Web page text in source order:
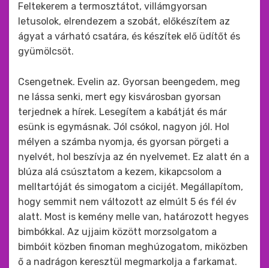
Feltekerem a termosztátot, villámgyorsan
letusolok, elrendezem a szobát, előkészítem az
ágyat a várható csatára, és készítek elő üdítőt és
gyümölcsöt.
Csengetnek. Evelin az. Gyorsan beengedem, meg
ne lássa senki, mert egy kisvárosban gyorsan
terjednek a hírek. Lesegítem a kabátját és már
esünk is egymásnak. Jól csókol, nagyon jól. Hol
mélyen a számba nyomja, és gyorsan pörgeti a
nyelvét, hol beszívja az én nyelvemet. Ez alatt én a
blúza alá csúsztatom a kezem, kikapcsolom a
melltartóját és simogatom a cicijét. Megállapítom,
hogy semmit nem változott az elmúlt 5 és fél év
alatt. Most is kemény melle van, határozott hegyes
bimbókkal. Az ujjaim között morzsolgatom a
bimbóit közben finoman meghúzogatom, miközben
ő a nadrágon keresztül megmarkolja a farkamat.